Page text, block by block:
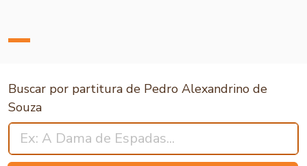
Buscar por partitura de Pedro Alexandrino de
Souza